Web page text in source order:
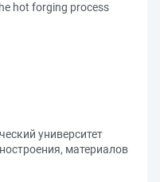
hot forging process
университет
материалов